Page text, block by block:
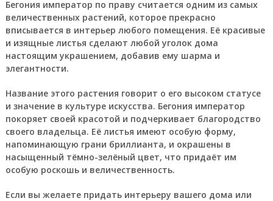
Бегония император по праву считается одним из самых
величественных растений, которое прекрасно
вписывается в интерьер любого помещения. Её красивые
и изящные листья сделают любой уголок дома
настоящим украшением, добавив ему шарма и
элегантности.
Название этого растения говорит о его высоком статусе
и значение в культуре искусства. Бегония император
покоряет своей красотой и подчеркивает благородство
своего владельца. Её листья имеют особую форму,
напоминающую грани бриллианта, и окрашены в
насыщенный тёмно-зелёный цвет, что придаёт им
особую роскошь и величественность.
Если вы желаете придать интерьеру вашего дома или